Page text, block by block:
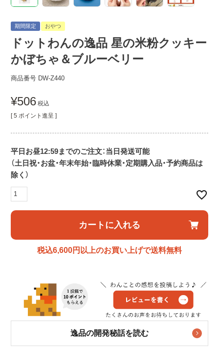
期間限定 おやつ
ドットわんの逸品 星の米粉クッキー
かぼちゃ＆ブルーベリー
商品番号 DW-Z440
¥506 税込
[ 5 ポイント進呈 ]
平日お昼12:59までのご注文：当日発送可能
（土日祝・お盆・年末年始・臨時休業・定期購入品・予約商品は
除く）
カートに入れる
税込6,600円以上のお買い上げで送料無料
逸品の開発秘話を読む